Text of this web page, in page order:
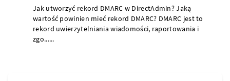
Jak utworzyć rekord DMARC w DirectAdmin? Jaką
wartość powinien mieć rekord DMARC? DMARC jest to
rekord uwierzytelniania wiadomości, raportowania i
zgo......